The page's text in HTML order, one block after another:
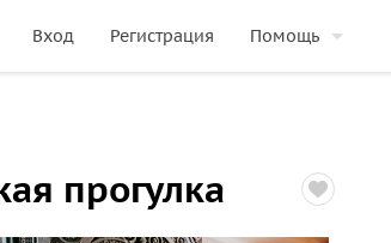
Вход Регистрация Помощь
прогулка